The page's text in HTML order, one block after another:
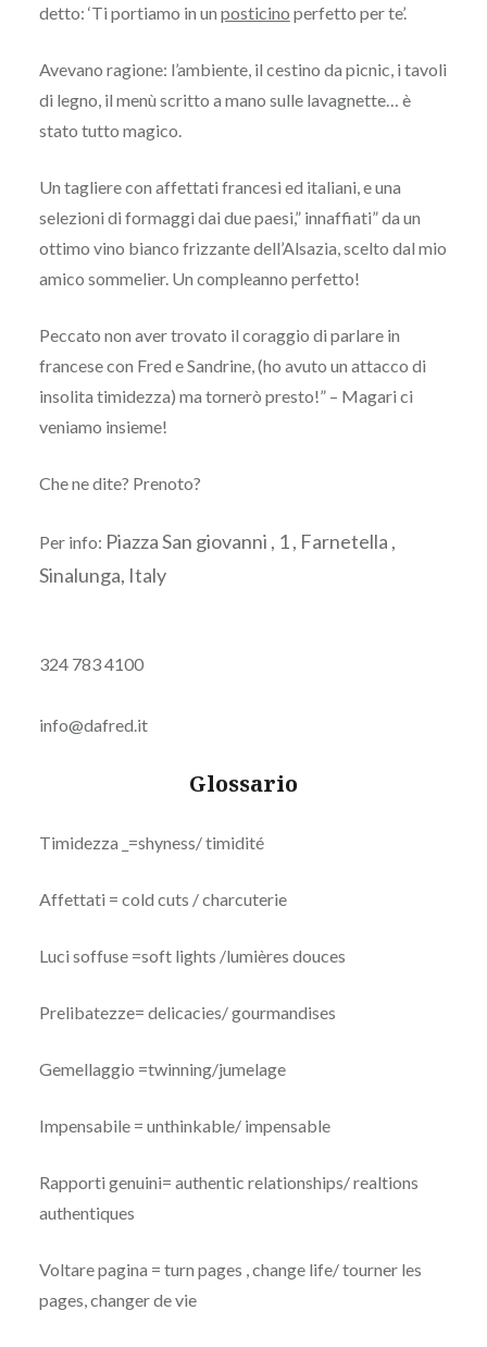
detto: ‘Ti portiamo in un posticino perfetto per te’.
Avevano ragione: l’ambiente, il cestino da picnic, i tavoli
di legno, il menù scritto a mano sulle lavagnette… è
stato tutto magico.
Un tagliere con affettati francesi ed italiani, e una
selezioni di formaggi dai due paesi,” innaffiati” da un
ottimo vino bianco frizzante dell’Alsazia, scelto dal mio
amico sommelier. Un compleanno perfetto!
Peccato non aver trovato il coraggio di parlare in
francese con Fred e Sandrine, (ho avuto un attacco di
insolita timidezza) ma tornerò presto!” – Magari ci
veniamo insieme!
Che ne dite? Prenoto?
Per info: Piazza San giovanni , 1 , Farnetella ,
Sinalunga, Italy
324 783 4100
info@dafred.it
Glossario
Timidezza _=shyness/ timidité
Affettati = cold cuts / charcuterie
Luci soffuse =soft lights /lumières douces
Prelibatezze= delicacies/ gourmandises
Gemellaggio =twinning/jumelage
Impensabile = unthinkable/ impensable
Rapporti genuini= authentic relationships/ realtions
authentiques
Voltare pagina = turn pages , change life/ tourner les
pages, changer de vie